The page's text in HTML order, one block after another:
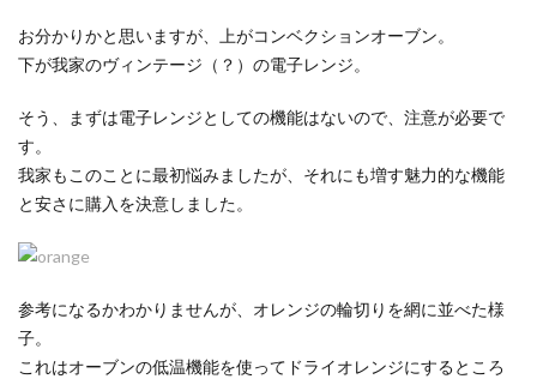
お分かりかと思いますが、上がコンベクションオーブン。
下が我家のヴィンテージ（？）の電子レンジ。
そう、まずは電子レンジとしての機能はないので、注意が必要で
す。
我家もこのことに最初悩みましたが、それにも増す魅力的な機能
と安さに購入を決意しました。
参考になるかわかりませんが、オレンジの輪切りを網に並べた様
子。
これはオーブンの低温機能を使ってドライオレンジにするところ